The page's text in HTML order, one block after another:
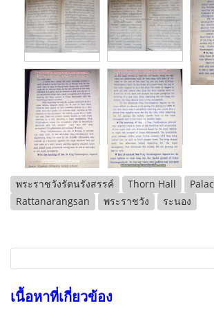
พระราชวังรัตนรังสรรค์ Thorn Hall
Rattanarangsan
พระราชวัง ระนอง
เนื้อหาที่เกี่ยวข้อง